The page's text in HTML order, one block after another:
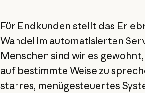
Für Endkunden stellt das
Wandel im automatisierten
Menschen sind wir es
auf bestimmte Weise zu
starres, menügesteuertes